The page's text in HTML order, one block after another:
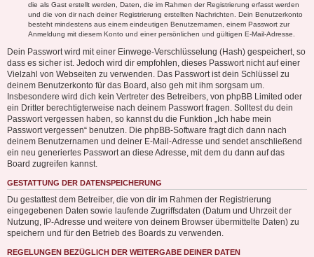
die als Gast erstellt werden, Daten, die im Rahmen der Registrierung erfasst werden
und die von dir nach deiner Registrierung erstellten Nachrichten. Dein Benutzerkonto
besteht mindestens aus einem eindeutigen Benutzernamen, einem Passwort zur
Anmeldung mit diesem Konto und einer persönlichen und gültigen E-Mail-Adresse.
Dein Passwort wird mit einer Einwege-Verschlüsselung (Hash) gespeichert, so
dass es sicher ist. Jedoch wird dir empfohlen, dieses Passwort nicht auf einer
Vielzahl von Webseiten zu verwenden. Das Passwort ist dein Schlüssel zu
deinem Benutzerkonto für das Board, also geh mit ihm sorgsam um.
Insbesondere wird dich kein Vertreter des Betreibers, von phpBB Limited oder
ein Dritter berechtigterweise nach deinem Passwort fragen. Solltest du dein
Passwort vergessen haben, so kannst du die Funktion „Ich habe mein
Passwort vergessen“ benutzen. Die phpBB-Software fragt dich dann nach
deinem Benutzernamen und deiner E-Mail-Adresse und sendet anschließend
ein neu generiertes Passwort an diese Adresse, mit dem du dann auf das
Board zugreifen kannst.
GESTATTUNG DER DATENSPEICHERUNG
Du gestattest dem Betreiber, die von dir im Rahmen der Registrierung
eingegebenen Daten sowie laufende Zugriffsdaten (Datum und Uhrzeit der
Nutzung, IP-Adresse und weitere von deinem Browser übermittelte Daten) zu
speichern und für den Betrieb des Boards zu verwenden.
REGELUNGEN BEZÜGLICH DER WEITERGABE DEINER DATEN